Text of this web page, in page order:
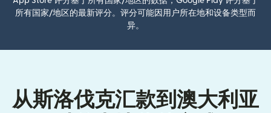
所有国家/地区的最新评分。评分可能因用户所在地和设备类型而
异。
从斯洛伐克汇款到澳大利亚